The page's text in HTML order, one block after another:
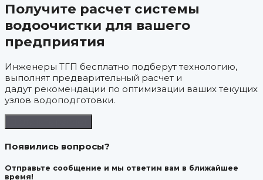
Получите расчет системы
водоочистки для вашего
предприятия
Инженеры ТГП бесплатно подберут технологию,
выполнят предварительный расчет и
дадут рекомендации по оптимизации ваших текущих
узлов водоподготовки.
Появились вопросы?
Отправьте сообщение и мы ответим вам в ближайшее
время!